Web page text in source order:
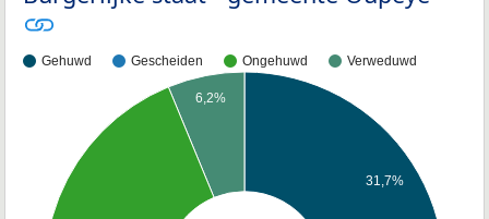
Gehuwd Gescheiden Ongehuwd Verweduwd
31,7%
6,2%